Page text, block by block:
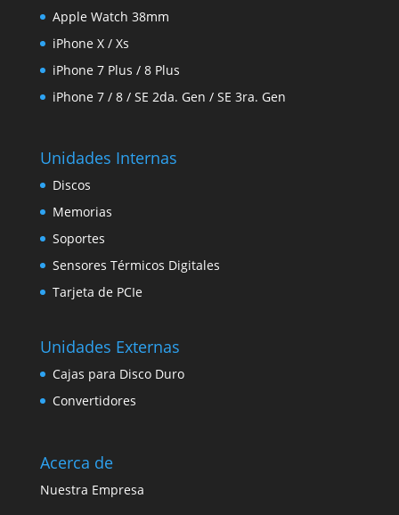
Apple Watch 38mm
iPhone X / Xs
iPhone 7 Plus / 8 Plus
iPhone 7 / 8 / SE 2da. Gen / SE 3ra. Gen
Unidades Internas
Discos
Memorias
Soportes
Sensores Térmicos Digitales
Tarjeta de PCIe
Unidades Externas
Cajas para Disco Duro
Convertidores
Acerca de
Nuestra Empresa